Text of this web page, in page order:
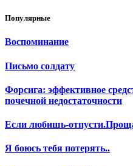
Популярные
Воспоминание
Письмо солдату
Форсига: эффективное
почечной недостаточности
Если любишь-
Я боюсь тебя потерять..